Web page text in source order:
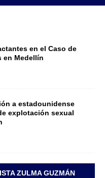
en el Caso de
en Medellín
a estadounidense
explotación sexual
ZULMA GUZMÁN